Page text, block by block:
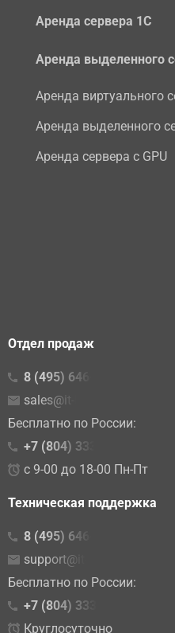
Аренда сервера 1С
Аренда выделенного
Аренда виртуального
Аренда выделенного
Аренда сервера с GPU
Отдел продаж
8 (495) 646-23-16
sales@it-lite.ru
Бесплатно по России:
+7 (804) 333 02 15
с 9-00 до 18-00 Пн-Пт
Техническая поддержка
8 (495) 646-23-10
support@it-lite.ru
Бесплатно по России:
+7 (804) 333-86-10
Круглосуточно